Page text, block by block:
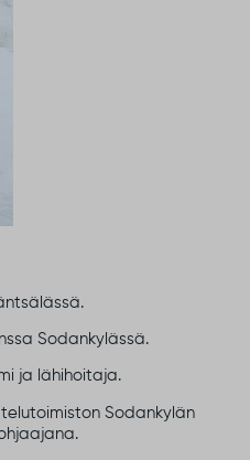
Sodankylässä.
ja lähihoitaja.
Sodankylän